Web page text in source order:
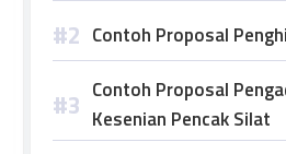
Contoh Proposal
Contoh Proposal
Kesenian Pencak Silat